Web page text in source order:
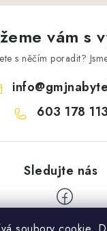
vám s
s něčím poradit?
info@
603 178 113